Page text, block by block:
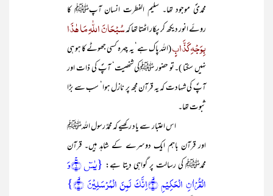
محمدیؐ موجود تھا۔ سلیم الفطرت انسان آپﷺ کا
روئے انور دیکھ کر پکار اٹھتا تھا کہسُبْحَانَ اللّٰہِ مَا ھٰذَا
بِوَجْہِ کَذَّابٍ(اللہ پاک ہے‘ یہ چہرہ کسی جھوٹے کا ہو ہی
نہیں سکتا )۔تو حضور ﷺکی شخصیت‘ آپؐ کی ذات اور
آپؐ کی شہادت کہ یہ قرآن مجھ پر نازل ہوا‘ سب سے بڑا
ثبوت تھا۔
اس اعتبار سے یاد رکھیے کہ محمدٌ رسول اللہﷺ
اور قرآن باہم ایک دوسرے کے شاہد ہیں۔ قرآن
محمدﷺ کی رسالت پر گواہی دیتا ہے:
{یٰسٓ ۚ﴿۱﴾وَ
الۡقُرۡاٰنِ الۡحَکِیۡمِ ۙ﴿۲﴾اِنَّکَ لَمِنَ الۡمُرۡسَلِیۡنَ ۙ﴿۳﴾}